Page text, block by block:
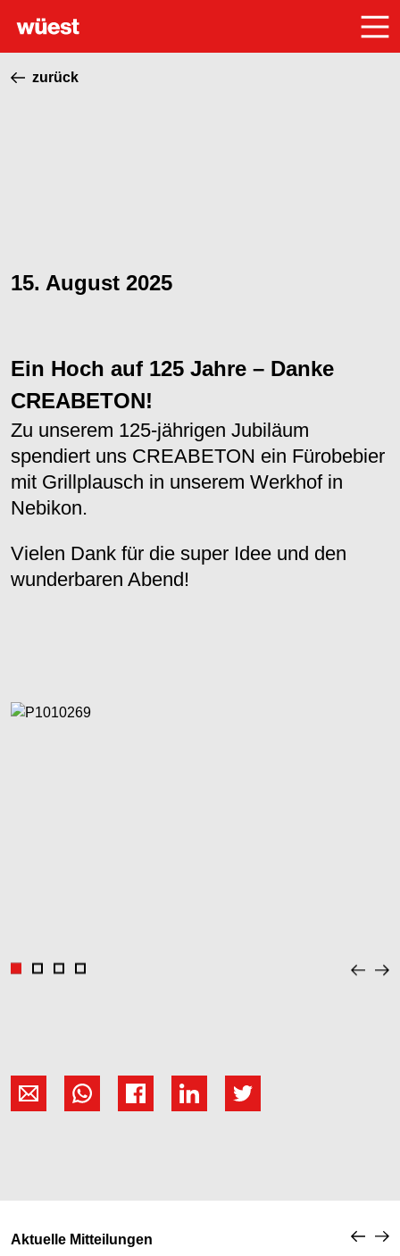
zurück
15. August 2025
Ein Hoch auf 125 Jahre – Danke
CREABETON!
Zu unserem 125-jährigen Jubiläum
spendiert uns CREABETON ein Fürobebier
mit Grillplausch in unserem Werkhof in
Nebikon.
Vielen Dank für die super Idee und den
wunderbaren Abend!
Aktuelle Mitteilungen